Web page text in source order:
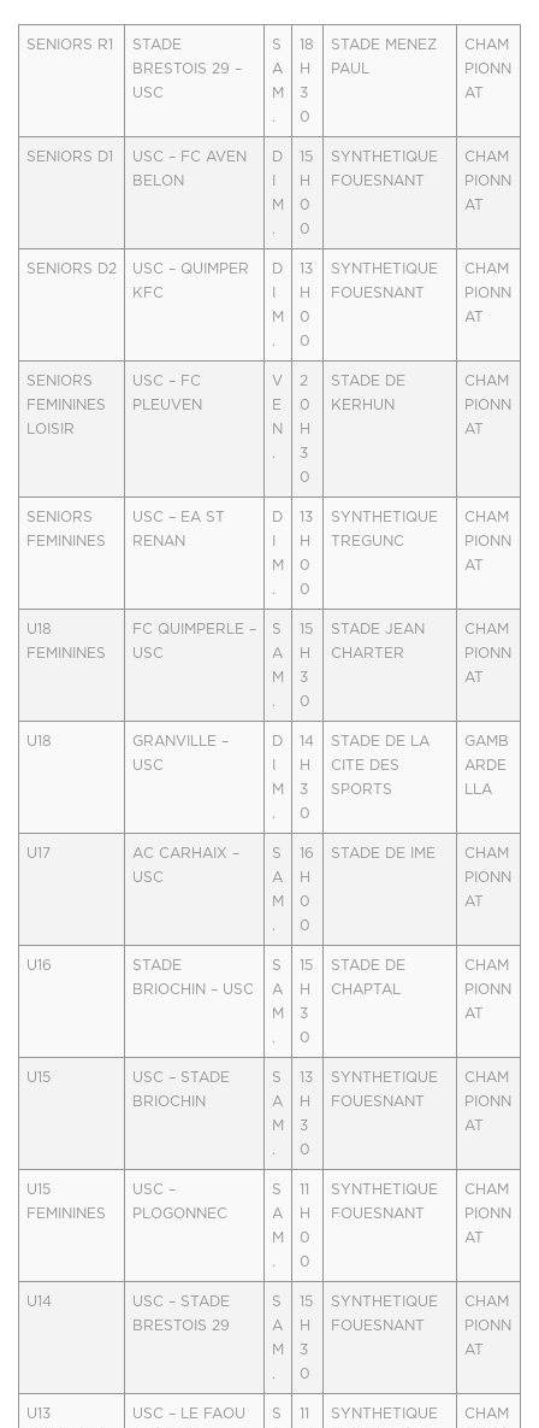
SENIORS R1
STADE
BRESTOIS 29 –
USC
S
A
M
.
18
H
3
0
STADE MENEZ
PAUL
CHAM
PIONN
AT
SENIORS D1
USC – FC AVEN
BELON
D
M
15
H
0
0
SYNTHETIQUE
FOUESNANT
CHAM
PIONN
AT
SENIORS D2
USC – QUIMPER
KFC
D
M
.
13
H
0
0
SYNTHETIQUE
FOUESNANT
CHAM
PIONN
AT
SENIORS
FEMININES
LOISIR
USC – FC
PLEUVEN
V
E
N
2
0
H
3
0
STADE DE
KERHUN
CHAM
PIONN
AT
SENIORS
FEMININES
USC – EA ST
RENAN
D
M
.
13
H
0
0
SYNTHETIQUE
TREGUNC
CHAM
PIONN
AT
U18
FEMININES
FC QUIMPERLE –
USC
S
A
M
15
H
3
0
STADE JEAN
CHARTER
CHAM
PIONN
AT
U18
GRANVILLE –
USC
D
M
.
14
H
3
0
STADE DE LA
CITE DES
SPORTS
GAMB
ARDE
LLA
U17
AC CARHAIX –
USC
S
A
M
16
H
0
0
STADE DE IME
CHAM
PIONN
AT
U16
STADE
BRIOCHIN – USC
S
A
M
.
15
H
3
0
STADE DE
CHAPTAL
CHAM
PIONN
AT
U15
USC – STADE
BRIOCHIN
S
A
M
13
H
3
0
SYNTHETIQUE
FOUESNANT
CHAM
PIONN
AT
U15
FEMININES
USC –
PLOGONNEC
S
A
M
.
11
H
0
0
SYNTHETIQUE
FOUESNANT
CHAM
PIONN
AT
U14
USC – STADE
BRESTOIS 29
S
A
M
15
H
3
0
SYNTHETIQUE
FOUESNANT
CHAM
PIONN
AT
U13
USC – LE FAOU
S
11
SYNTHETIQUE
CHAM